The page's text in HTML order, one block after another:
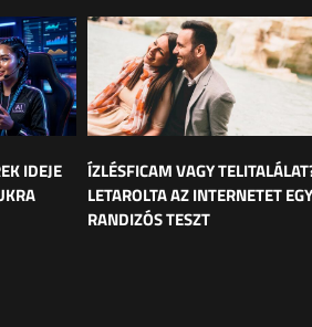
IDEJE
ÍZLÉSFICAM VAGY
LETAROLTA AZ INTERNETET EGY
RANDIZÓS TESZT